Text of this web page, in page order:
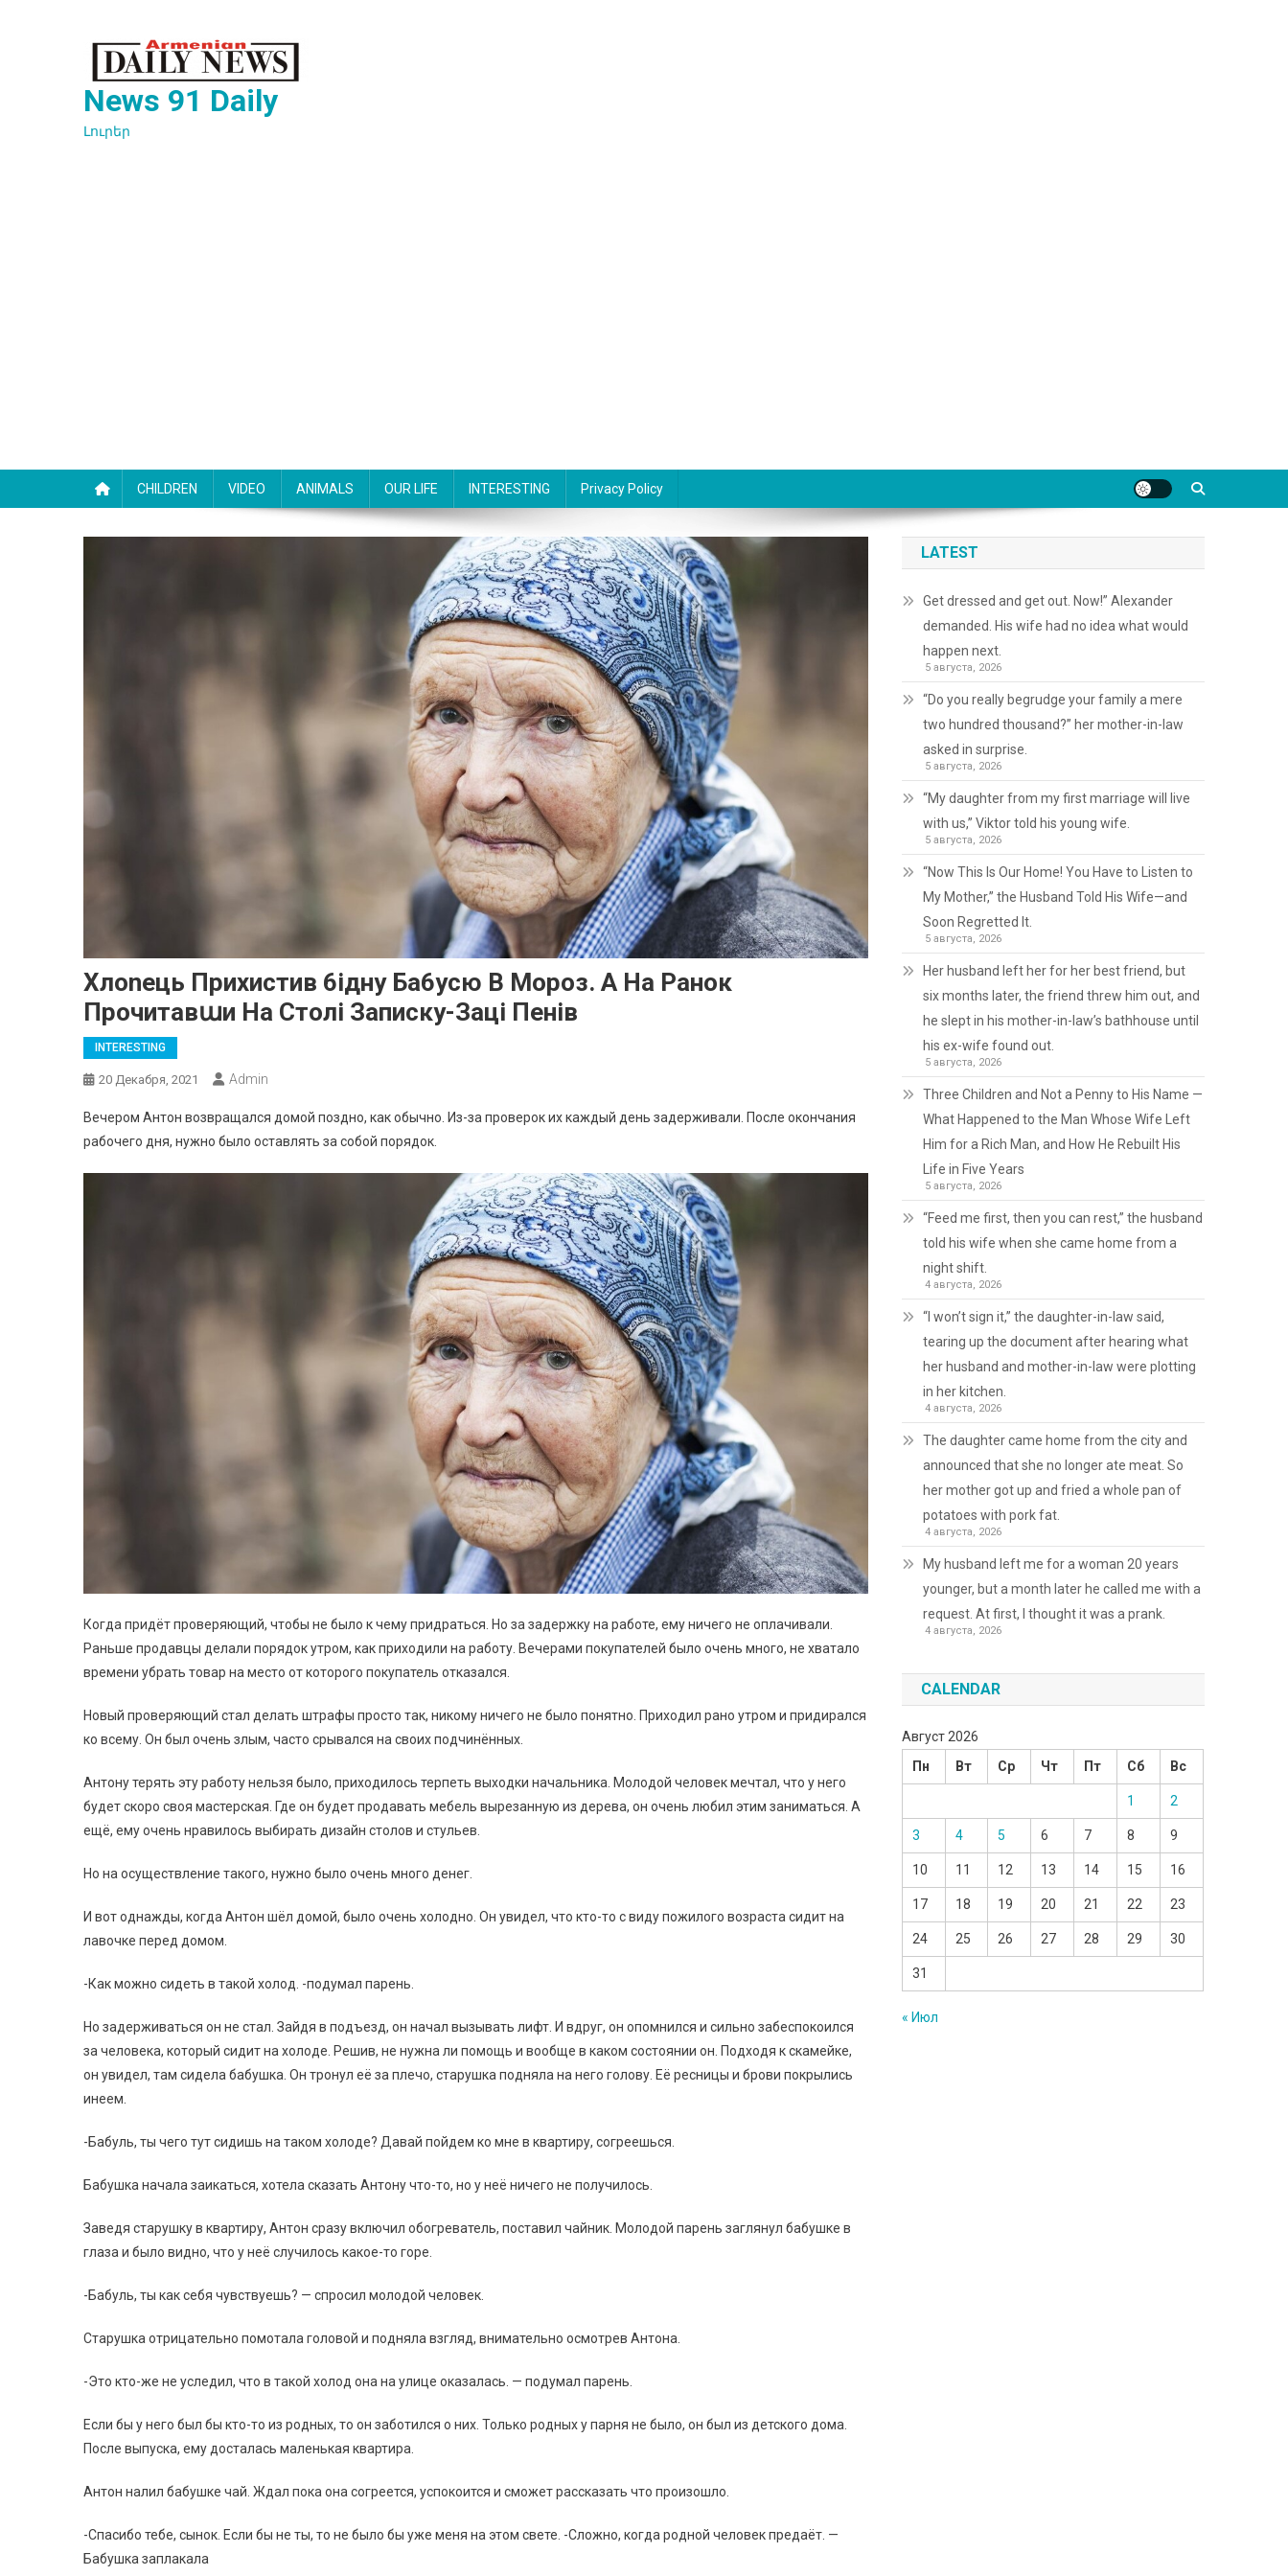
News 91 Daily
Լուրեր
CHILDREN VIDEO ANIMALS OUR LIFE INTERESTING Privacy Policy
Xлonець Прихистив 6ідну Ба6усю В Мороз. А На Ранок
Прочитавաи На Столі Записку-Заці Пенів
INTERESTING
20 Декабря, 2021 Admin
Вечером Антон возвращался домой поздно, как обычно. Из-за проверок их каждый день задерживали. После окончания
рабочего дня, нужно было оставлять за собой порядок.
Когда придёт проверяющий, чтобы не было к чему придраться. Но за задержку на работе, ему ничего не оплачивали.
Раньше продавцы делали порядок утром, как приходили на работу. Вечерами покупателей было очень много, не хватало
времени убрать товар на место от которого покупатель отказался.
Новый проверяющий стал делать штрафы просто так, никому ничего не было понятно. Приходил рано утром и придирался
ко всему. Он был очень злым, часто срывался на своих подчинённых.
Антону терять эту работу нельзя было, приходилось терпеть выходки начальника. Молодой человек мечтал, что у него
будет скоро своя мастерская. Где он будет продавать мебель вырезанную из дерева, он очень любил этим заниматься. А
ещё, ему очень нравилось выбирать дизайн столов и стульев.
Но на осуществление такого, нужно было очень много денег.
И вот однажды, когда Антон шёл домой, было очень холодно. Он увидел, что кто-то с виду пожилого возраста сидит на
лавочке перед домом.
-Как можно сидеть в такой холод. -подумал парень.
Но задерживаться он не стал. Зайдя в подъезд, он начал вызывать лифт. И вдруг, он опомнился и сильно забеспокоился
за человека, который сидит на холоде. Решив, не нужна ли помощь и вообще в каком состоянии он. Подходя к скамейке,
он увидел, там сидела бабушка. Он тронул её за плечо, старушка подняла на него голову. Её ресницы и брови покрылись
инеем.
-Бабуль, ты чего тут сидишь на таком холоде? Давай пойдем ко мне в квартиру, согреешься.
Бабушка начала заикаться, хотела сказать Антону что-то, но у неё ничего не получилось.
Заведя старушку в квартиру, Антон сразу включил обогреватель, поставил чайник. Молодой парень заглянул бабушке в
глаза и было видно, что у неё случилось какое-то горе.
-Бабуль, ты как себя чувствуешь? — спросил молодой человек.
Старушка отрицательно помотала головой и подняла взгляд, внимательно осмотрев Антона.
-Это кто-же не уследил, что в такой холод она на улице оказалась. — подумал парень.
Если бы у него был бы кто-то из родных, то он заботился о них. Только родных у парня не было, он был из детского дома.
После выпуска, ему досталась маленькая квартира.
Антон налил бабушке чай. Ждал пока она согреется, успокоится и сможет рассказать что произошло.
-Спасибо тебе, сынок. Если бы не ты, то не было бы уже меня на этом свете. -Сложно, когда родной человек предаёт. —
Бабушка заплакала
LATEST
Get dressed and get out. Now!” Alexander
demanded. His wife had no idea what would
happen next.
5 августа, 2026
“Do you really begrudge your family a mere
two hundred thousand?” her mother-in-law
asked in surprise.
5 августа, 2026
“My daughter from my first marriage will live
with us,” Viktor told his young wife.
5 августа, 2026
“Now This Is Our Home! You Have to Listen to
My Mother,” the Husband Told His Wife—and
Soon Regretted It.
5 августа, 2026
Her husband left her for her best friend, but
six months later, the friend threw him out, and
he slept in his mother-in-law’s bathhouse until
his ex-wife found out.
5 августа, 2026
Three Children and Not a Penny to His Name —
What Happened to the Man Whose Wife Left
Him for a Rich Man, and How He Rebuilt His
Life in Five Years
5 августа, 2026
“Feed me first, then you can rest,” the husband
told his wife when she came home from a
night shift.
4 августа, 2026
“I won’t sign it,” the daughter-in-law said,
tearing up the document after hearing what
her husband and mother-in-law were plotting
in her kitchen.
4 августа, 2026
The daughter came home from the city and
announced that she no longer ate meat. So
her mother got up and fried a whole pan of
potatoes with pork fat.
4 августа, 2026
My husband left me for a woman 20 years
younger, but a month later he called me with a
request. At first, I thought it was a prank.
4 августа, 2026
CALENDAR
Август 2026
Пн
Вт Ср Чт Пт Сб Вс
1 2
3 4 5 6 7 8 9
10 11 12 13 14 15 16
17 18 19 20 21 22 23
24 25 26 27 28 29 30
31
« Июл